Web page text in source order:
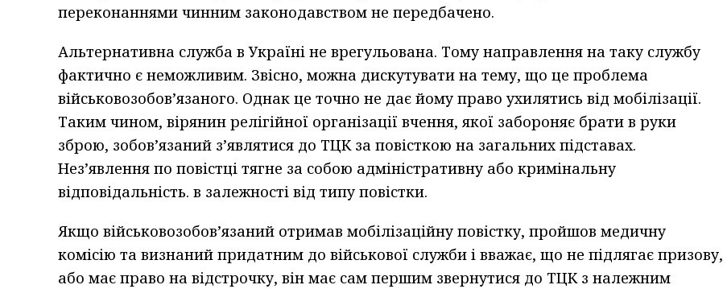
переконаннями чинним законодавством не передбачено.
Альтернативна служба в Україні не врегульована. Тому направлення на таку службу
фактично є неможливим. Звісно, можна дискутувати на тему, що це проблема
військовозобов’язаного. Однак це точно не дає йому право ухилятись від мобілізації.
Таким чином, вірянин релігійної організації вчення, якої забороняє брати в руки
зброю, зобов’язаний з’являтися до ТЦК за повісткою на загальних підставах.
Нез’явлення по повістці тягне за собою адміністративну або кримінальну
відповідальність. в залежності від типу повістки.
Якщо військовозобов’язаний отримав мобілізаційну повістку, пройшов медичну
комісію та визнаний придатним до військової служби і вважає, що не підлягає призову,
або має право на відстрочку, він має сам першим звернутися до ТЦК з належним